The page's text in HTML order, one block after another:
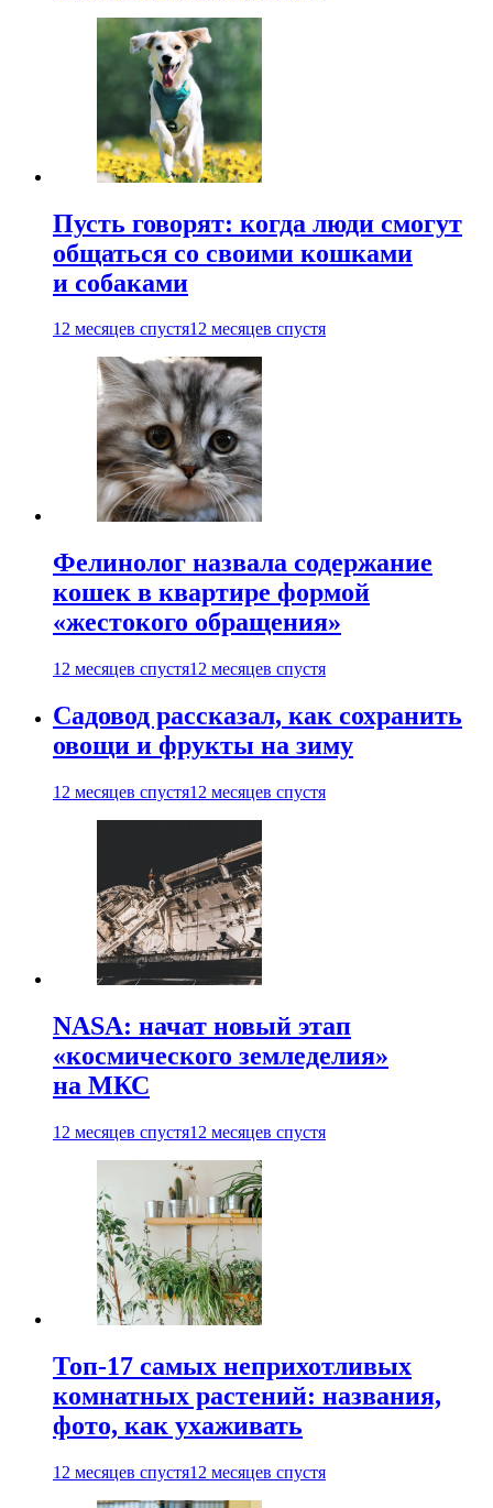
Пусть говорят: когда люди смогут
общаться со своими кошками
и собаками
12 месяцев спустя12 месяцев спустя
Фелинолог назвала содержание
кошек в квартире формой
«жестокого обращения»
12 месяцев спустя12 месяцев спустя
Садовод рассказал, как сохранить
овощи и фрукты на зиму
12 месяцев спустя12 месяцев спустя
NASA: начат новый этап
«космического земледелия»
на МКС
12 месяцев спустя12 месяцев спустя
Топ-17 самых неприхотливых
комнатных растений: названия,
фото, как ухаживать
12 месяцев спустя12 месяцев спустя